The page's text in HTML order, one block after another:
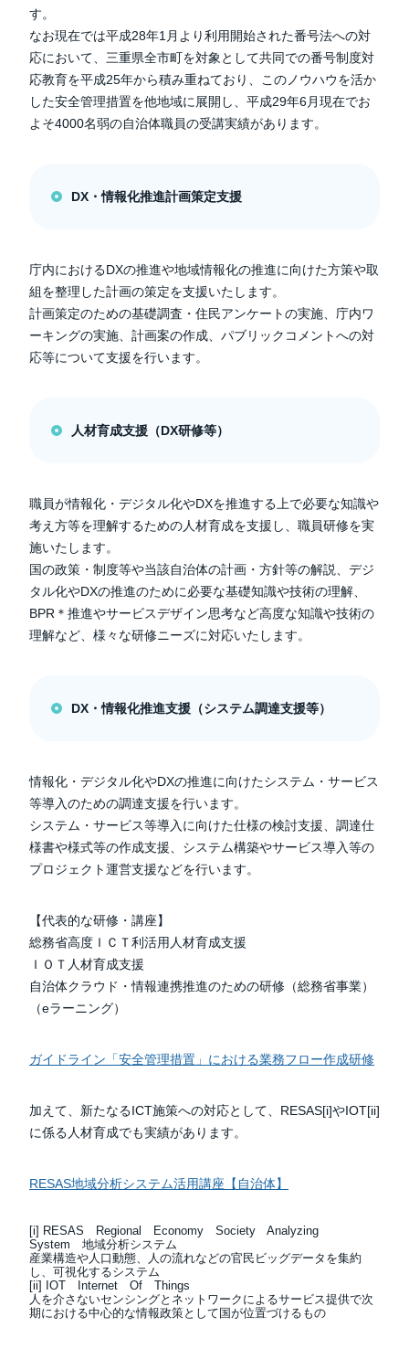
す。
なお現在では平成28年1月より利用開始された番号法への対
応において、三重県全市町を対象として共同での番号制度対
応教育を平成25年から積み重ねており、このノウハウを活か
した安全管理措置を他地域に展開し、平成29年6月現在でお
よそ4000名弱の自治体職員の受講実績があります。
DX・情報化推進計画策定支援
庁内におけるDXの推進や地域情報化の推進に向けた方策や取
組を整理した計画の策定を支援いたします。
計画策定のための基礎調査・住民アンケートの実施、庁内ワ
ーキングの実施、計画案の作成、パブリックコメントへの対
応等について支援を行います。
人材育成支援（DX研修等）
職員が情報化・デジタル化やDXを推進する上で必要な知識や
考え方等を理解するための人材育成を支援し、職員研修を実
施いたします。
国の政策・制度等や当該自治体の計画・方針等の解説、デジ
タル化やDXの推進のために必要な基礎知識や技術の理解、
BPR＊推進やサービスデザイン思考など高度な知識や技術の
理解など、様々な研修ニーズに対応いたします。
DX・情報化推進支援（システム調達支援等）
情報化・デジタル化やDXの推進に向けたシステム・サービス
等導入のための調達支援を行います。
システム・サービス等導入に向けた仕様の検討支援、調達仕
様書や様式等の作成支援、システム構築やサービス導入等の
プロジェクト運営支援などを行います。
【代表的な研修・講座】
総務省高度ＩＣＴ利活用人材育成支援
ＩＯＴ人材育成支援
自治体クラウド・情報連携推進のための研修（総務省事業）
（eラーニング）
ガイドライン「安全管理措置」における業務フロー作成研修
加えて、新たなるICT施策への対応として、RESAS[i]やIOT[ii]
に係る人材育成でも実績があります。
RESAS地域分析システム活用講座【自治体】
[i] RESAS Regional Economy Society Analyzing
System 地域分析システム
産業構造や人口動態、人の流れなどの官民ビッグデータを集約
し、可視化するシステム
[ii] IOT Internet Of Things
人を介さないセンシングとネットワークによるサービス提供で次
期における中心的な情報政策として国が位置づけるもの